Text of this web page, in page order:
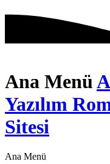
Ana Menü
Yazılım
Sitesi
Ana Menü